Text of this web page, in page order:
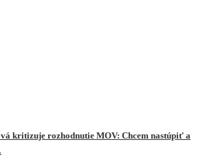
kritizuje rozhodnutie MOV: Chcem nastúpiť a